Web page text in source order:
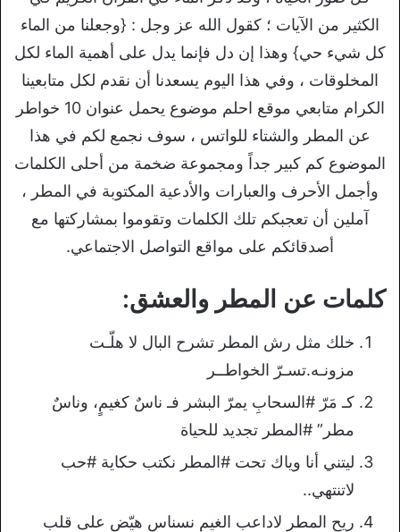
الكثير من الآيات ؛ كقول الله عز وجل : {وجعلنا من الماء
كل شيء حي} وهذا إن دل فإنما يدل على أهمية الماء لكل
المخلوقات ، وفي هذا اليوم يسعدنا أن نقدم لكل متابعينا
الكرام متابعي موقع احلم موضوع يحمل عنوان 10 خواطر
عن المطر والشتاء للواتس ، سوف نجمع لكم في هذا
الموضوع كم كبير جداً ومجموعة ضخمة من أحلى الكلمات
وأجمل الأحرف والعبارات والأدعية المكتوبة في المطر ،
آملين أن تعجبكم تلك الكلمات وتقوموا بمشاركتها مع
أصدقائكم على مواقع التواصل الاجتماعي.
كلمات عن المطر والعشق:
خلك مثل رش المطر تشرح البال لا هلّـت
مزونـه.تسـرّ الخواطــر
كـ مَرّ #السحابِ يمرّ البشر فـ ناسٌ كغيمٍ، وناسٌ
مطر” #المطر تجديد للحياة
ليتني أنا وياك تحت #المطر نكتب حكاية #حب
لاتنتهي..
ريح المطر لاداعب الغيم نسناس هيّض على قلب